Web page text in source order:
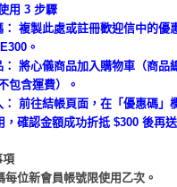
二寶不
素人體驗
文章出處
用 3 步驟
： 複製此處或註冊歡迎信中的優
。
： 將心儀商品加入購物車（商品
包含運費）。
前往結帳頁面，在「 優惠碼 」
，確認金額成功折抵 $300 後再送
項
位新會員帳號限使用乙次。